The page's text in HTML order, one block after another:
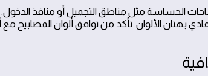
الحساسة مثل مناطق التجميل أو منافذ
بهتان الألوان. تأكد من توافق ألوان المصابيح